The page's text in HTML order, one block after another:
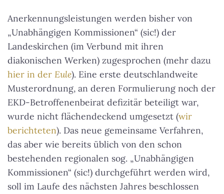
Anerkennungsleistungen werden bisher von
„Unabhängigen Kommissionen“ (sic!) der
Landeskirchen (im Verbund mit ihren
diakonischen Werken) zugesprochen (mehr dazu
hier in der Eule). Eine erste deutschlandweite
Musterordnung, an deren Formulierung noch der
EKD-Betroffenenbeirat defizitär beteiligt war,
wurde nicht flächendeckend umgesetzt (wir
berichteten). Das neue gemeinsame Verfahren,
das aber wie bereits üblich von den schon
bestehenden regionalen sog. „Unabhängigen
Kommissionen“ (sic!) durchgeführt werden wird,
soll im Laufe des nächsten Jahres beschlossen